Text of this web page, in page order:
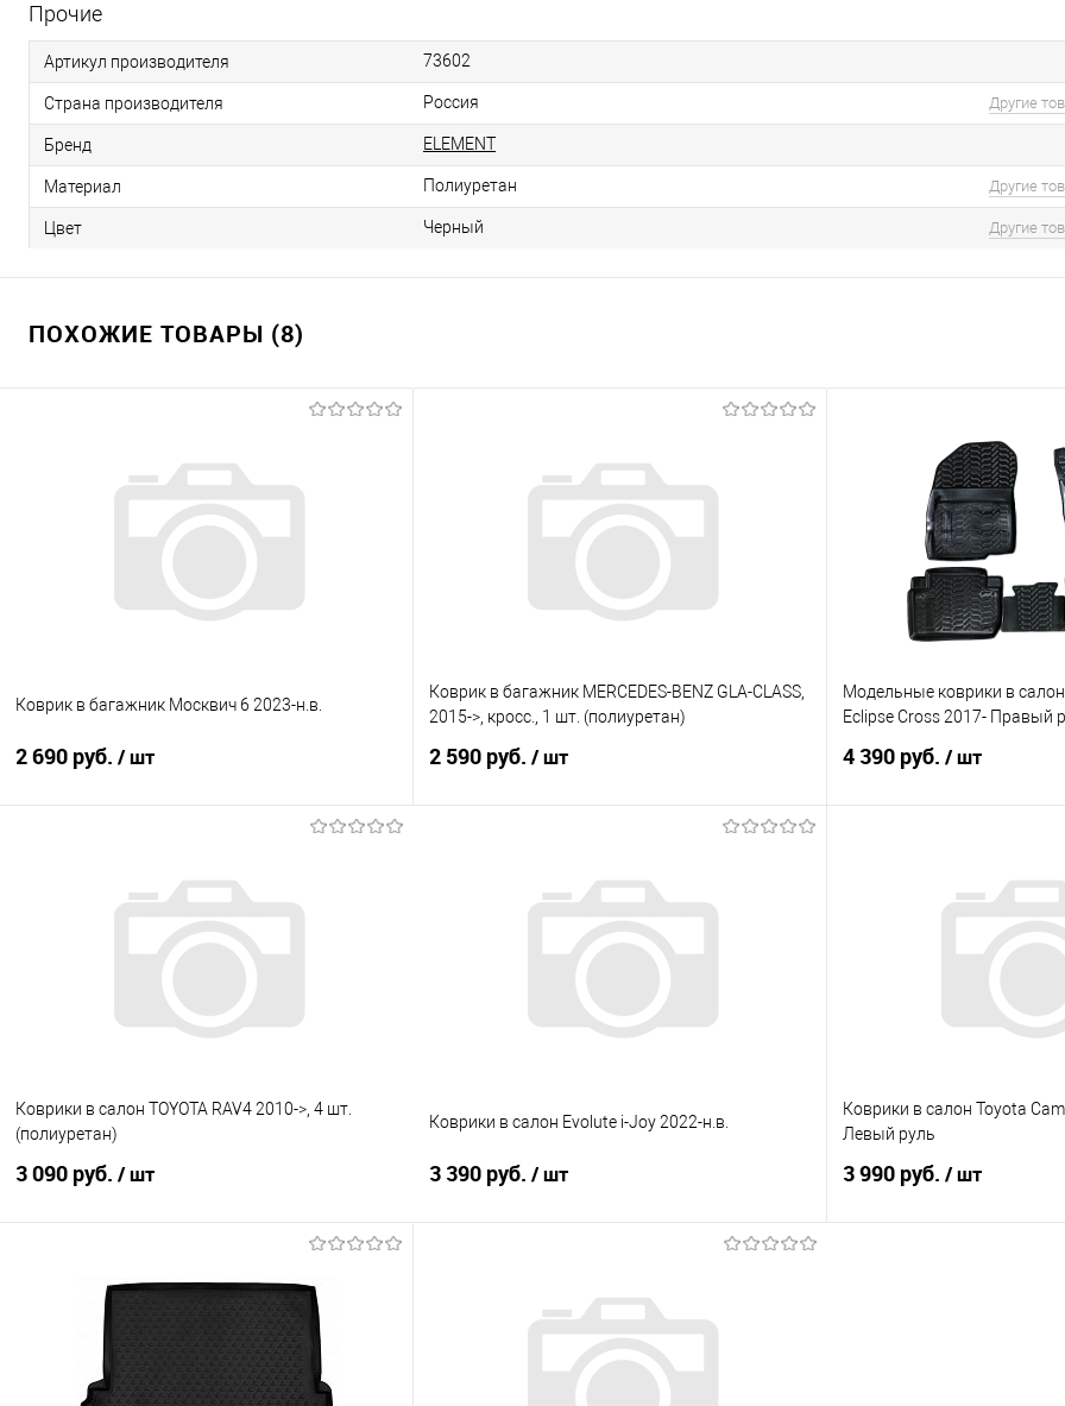
Прочие
Артикул производителя 73602
Страна производителя Россия Другие
Бренд ELEMENT
Материал Полиуретан Другие
Цвет Черный Другие
ПОХОЖИЕ ТОВАРЫ (8)
Коврик в багажник Москвич 6 2023-н.в.
2 690 руб. / шт
Купить в 1 клик
Сравнение
Под заказ
Коврик в багажник MERCEDES-BENZ GLA-CLASS,
2015->, кросс., 1 шт. (полиуретан)
2 590 руб. / шт
Купить в 1 клик
Сравнение
В наличии
Модельные коврики в
Eclipse Cross 2017- Правый
4 390 руб. / шт
Купить в 1 клик
Коврики в салон TOYOTA RAV4 2010->, 4 шт.
(полиуретан)
3 090 руб. / шт
Купить в 1 клик
Сравнение
В избранное
Под заказ
Коврики в салон Evolute i-Joy 2022-н.в.
3 390 руб. / шт
Купить в 1 клик
Сравнение
Под заказ
Коврики в салон Toyota
Левый руль
3 990 руб. / шт